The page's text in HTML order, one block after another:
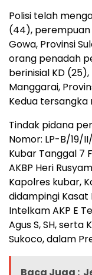
Polisi telah
(44),
Gowa, Provinsi
orang penadah
berinisial KD
Manggarai,
Kedua
Tindak pidana
Nomor: LP-B/19/
Kubar Tanggal 7
AKBP Heri
Kapolres kubar,
didampingi Kasat
Intelkam AKP E
Agus S, SH, serta
Sukoco, dalam